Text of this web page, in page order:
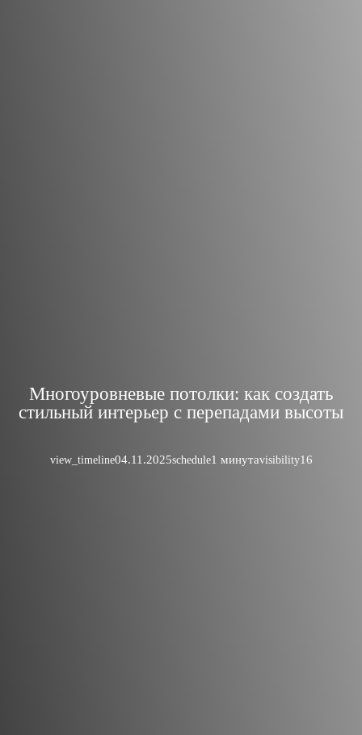
Многоуровневые потолки: как создать
стильный интерьер с перепадами высоты
view_timeline04.11.2025schedule1 минутаvisibility16